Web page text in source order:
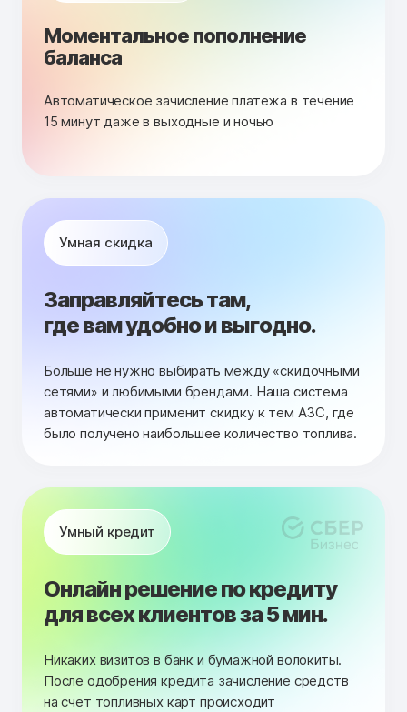
Моментальное пополнение
баланса
Автоматическое зачисление платежа в течение
15 минут даже в выходные и ночью
Умная скидка
Заправляйтесь там,
где вам удобно и выгодно.
Больше не нужно выбирать между «скидочными
сетями» и любимыми брендами. Наша система
автоматически применит скидку к тем АЗС, где
было получено наибольшее количество топлива.
Умный кредит
Онлайн решение по кредиту
для всех клиентов за 5 мин.
Никаких визитов в банк и бумажной волокиты.
После одобрения кредита зачисление средств
на счет топливных карт происходит